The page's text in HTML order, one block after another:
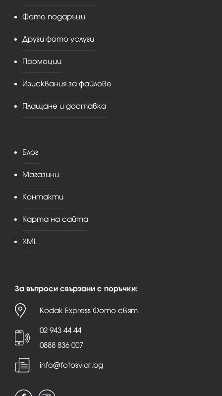
Фото подаръци
Други фото услуги
Промоции
Изисквания за файлове
Плащане и доставка
Блог
Магазини
Контакти
Карта на сайта
XML
За въпроси свързани с поръчки:
Kodak Express Фото свят
02 943 44 44
0888 836 007
info@fotosviat.bg